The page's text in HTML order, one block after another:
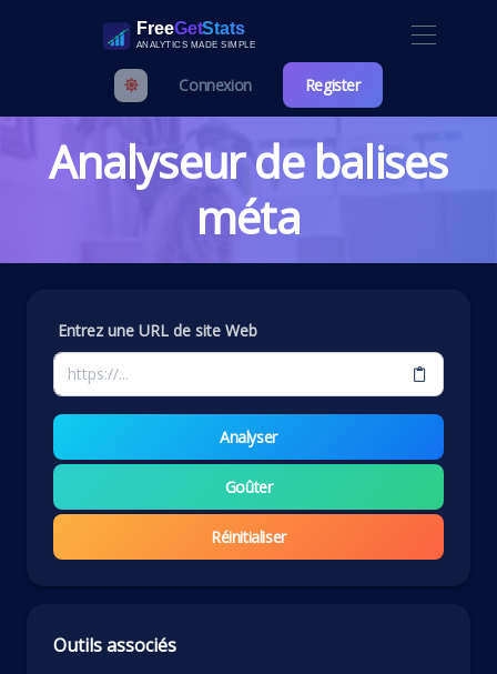
Connexion Register
Analyseur de balises
méta
Entrez une URL de site Web
Analyser
Goûter
Réinitialiser
Outils associés